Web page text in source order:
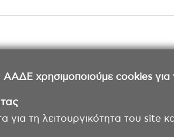
ΑΑΔΕ χρησιμοποιούμε cookies για
για τη λειτουργικότητα του site